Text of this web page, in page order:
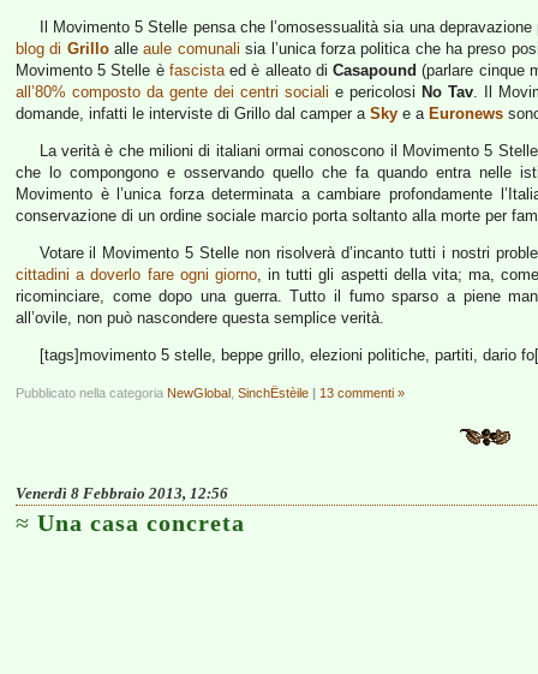
Il Movimento 5 Stelle pensa che l’omosessualità sia una
blog di Grilloalleaule comunali sia l’unica forza politica che ha preso
Movimento 5 Stelle è fascistaed è alleato diCasapound (parlare cinque
all’80% composto da gente dei centri sociali e pericolosi No Tav. Il
domande, infatti le interviste di Grillo dal camper a Sky e a Euronews
La verità è che milioni di italiani ormai conoscono il Movimento 5
che lo compongono e osservando quello che fa quando entra
Movimento è l’unica forza determinata a cambiare profondamente
conservazione di un ordine sociale marcio porta soltanto alla morte per
Votare il Movimento 5 Stelle non risolverà d’incanto tutti i nostri
cittadini a doverlo fare ogni giorno, in tutti gli aspetti della vita; ma,
ricominciare, come dopo una guerra. Tutto il fumo sparso a piene
all’ovile, non può nascondere questa semplice verità.
[tags]movimento 5 stelle, beppe grillo, elezioni politiche, partiti, dario
Pubblicato nella categoria NewGlobal SinchËstèile | 13 commenti »
Venerdì 8 Febbraio 2013, 12:56
Una casa concreta